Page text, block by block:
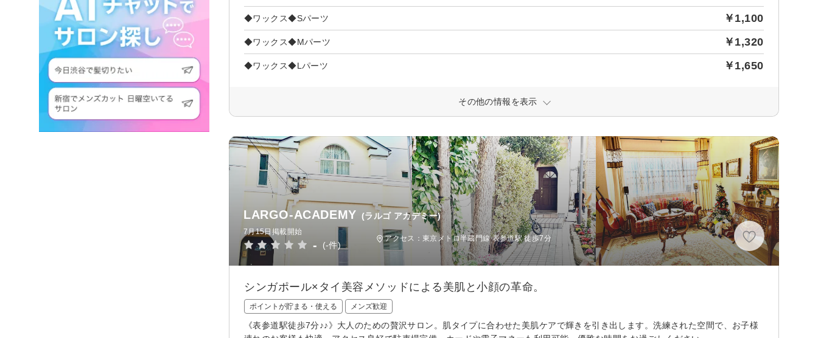
◆ワックス◆Sパーツ ￥1,100
◆ワックス◆Mパーツ ￥1,320
◆ワックス◆Lパーツ ￥1,650
その他の情報を表示
LARGO-ACADEMY (ラルゴ アカデミー)
7月15日掲載開始
- (-件)
アクセス：東京メトロ半蔵門線 表参道駅 徒歩7分
シンガポール×タイ美容メソッドによる美肌と小顔の革命。
ポイントが貯まる・使える メンズ歓迎
《表参道駅徒歩7分♪♪》大人のための贅沢サロン。肌タイプに合わせた美肌ケアで輝きを引き出します。洗練された空間で、お子様